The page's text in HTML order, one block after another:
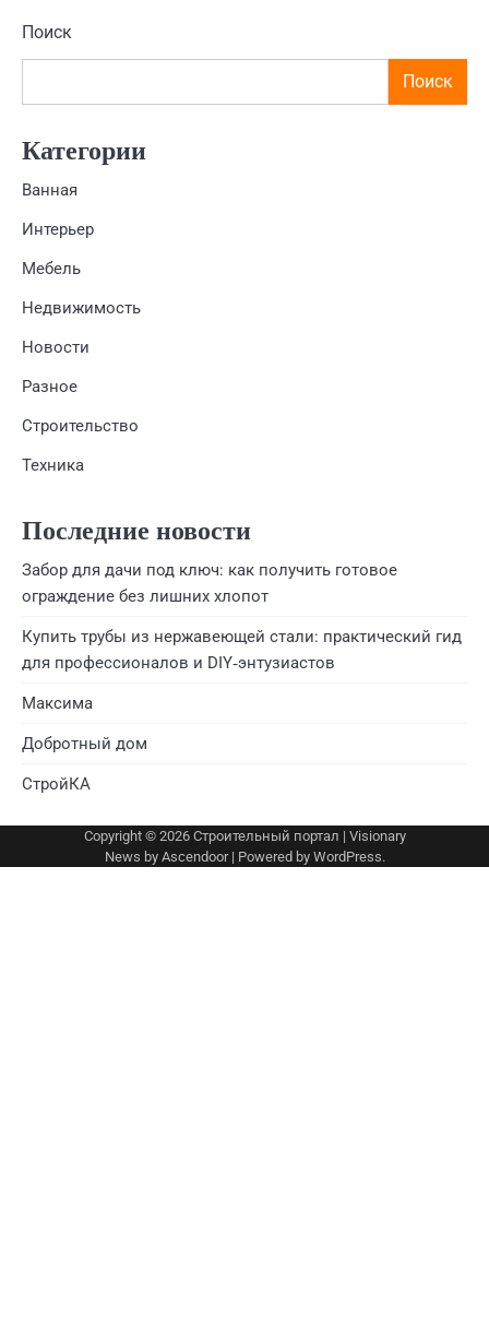
Поиск
Поиск
Категории
Ванная
Интерьер
Мебель
Недвижимость
Новости
Разное
Строительство
Техника
Последние новости
Забор для дачи под ключ: как получить готовое
ограждение без лишних хлопот
Купить трубы из нержавеющей стали: практический гид
для профессионалов и DIY‑энтузиастов
Максима
Добротный дом
СтройКА
Copyright © 2026 Строительный портал | Visionary
News by Ascendoor| Powered by WordPress.